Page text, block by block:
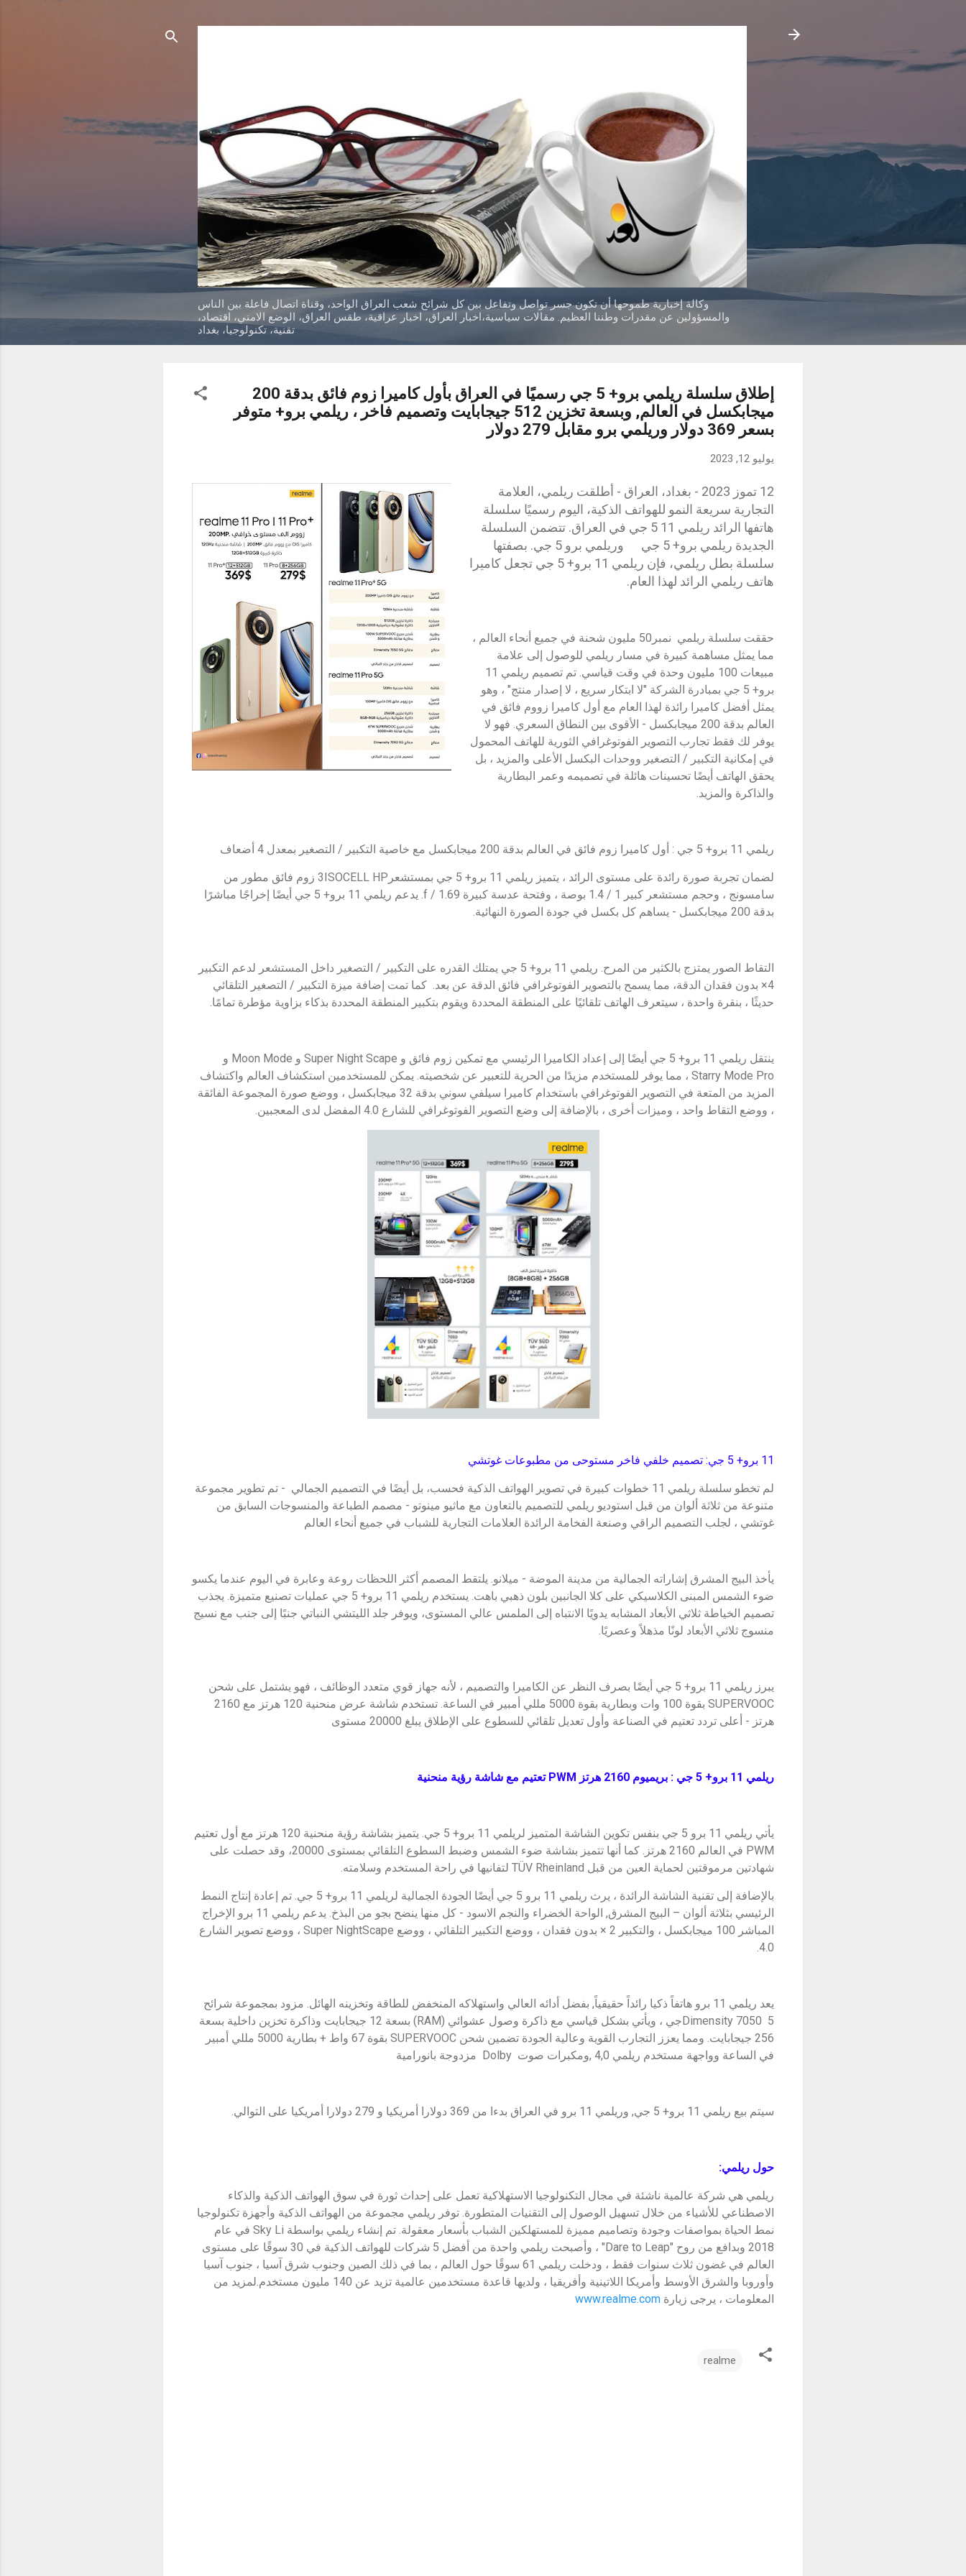
وكالة إخبارية طموحها أن تكون جسر تواصل وتفاعل بين كل شرائح شعب العراق الواحد، وقناة اتصال فاعلة بين الناس
والمسؤولين عن مقدرات وطننا العظيم. مقالات سياسية،اخبار العراق، اخبار عراقية، طقس العراق، الوضع الامني، اقتصاد،
تقنية، تكنولوجيا، بغداد
إطلاق سلسلة ريلمي برو+ 5 جي رسميًا في العراق بأول كاميرا زوم فائق بدقة 200
ميجابكسل في العالم, وبسعة تخزين 512 جيجابايت وتصميم فاخر ، ريلمي برو+ متوفر
بسعر 369 دولار وريلمي برو مقابل 279 دولار
يوليو 12, 2023
12 تموز 2023 - بغداد، العراق - أطلقت ريلمي، العلامة
التجارية سريعة النمو للهواتف الذكية، اليوم رسميًا سلسلة
هاتفها الرائد ريلمي 11 5 جي في العراق. تتضمن السلسلة
الجديدة ريلمي برو+ 5 جي وريلمي برو 5 جي. بصفتها
سلسلة بطل ريلمي، فإن ريلمي 11 برو+ 5 جي تجعل كاميرا
هاتف ريلمي الرائد لهذا العام.
حققت سلسلة ريلمي نمبر50 مليون شحنة في جميع أنحاء العالم ،
مما يمثل مساهمة كبيرة في مسار ريلمي للوصول إلى علامة
مبيعات 100 مليون وحدة في وقت قياسي. تم تصميم ريلمي 11
برو+ 5 جي بمبادرة الشركة "لا ابتكار سريع ، لا إصدار منتج" ، وهو
يمثل أفضل كاميرا رائدة لهذا العام مع أول كاميرا زووم فائق في
العالم بدقة 200 ميجابكسل - الأقوى بين النطاق السعري. فهو لا
يوفر لك فقط تجارب التصوير الفوتوغرافي الثورية للهاتف المحمول
في إمكانية التكبير / التصغير ووحدات البكسل الأعلى والمزيد ، بل
يحقق الهاتف أيضًا تحسينات هائلة في تصميمه وعمر البطارية
والذاكرة والمزيد.
ريلمي 11 برو+ 5 جي : أول كاميرا زوم فائق في العالم بدقة 200 ميجابكسل مع خاصية التكبير / التصغير بمعدل 4 أضعاف
لضمان تجربة صورة رائدة على مستوى الرائد ، يتميز ريلمي 11 برو+ 5 جي بمستشعر3ISOCELL HP زوم فائق مطور من
سامسونج ، وحجم مستشعر كبير 1 / 1.4 بوصة ، وفتحة عدسة كبيرة f / 1.69. يدعم ريلمي 11 برو+ 5 جي أيضًا إخراجًا مباشرًا
بدقة 200 ميجابكسل - يساهم كل بكسل في جودة الصورة النهائية.
التقاط الصور يمتزج بالكثير من المرح. ريلمي 11 برو+ 5 جي يمتلك القدره على التكبير / التصغير داخل المستشعر لدعم التكبير
4× بدون فقدان الدقة، مما يسمح بالتصوير الفوتوغرافي فائق الدقة عن بعد. كما تمت إضافة ميزة التكبير / التصغير التلقائي
حديثًا ، بنقرة واحدة ، سيتعرف الهاتف تلقائيًا على المنطقة المحددة ويقوم بتكبير المنطقة المحددة بذكاء بزاوية مؤطرة تمامًا.
ينتقل ريلمي 11 برو+ 5 جي أيضًا إلى إعداد الكاميرا الرئيسي مع تمكين زوم فائق و Super Night Scape و Moon Mode و
Starry Mode Pro ، مما يوفر للمستخدم مزيدًا من الحرية للتعبير عن شخصيته. يمكن للمستخدمين استكشاف العالم واكتشاف
المزيد من المتعة في التصوير الفوتوغرافي باستخدام كاميرا سيلفي سوني بدقة 32 ميجابكسل ، ووضع صورة المجموعة الفائقة
، ووضع التقاط واحد ، وميزات أخرى ، بالإضافة إلى وضع التصوير الفوتوغرافي للشارع 4.0 المفضل لدى المعجبين.
11 برو+ 5 جي: تصميم خلفي فاخر مستوحى من مطبوعات غوتشي
لم تخطو سلسلة ريلمي 11 خطوات كبيرة في تصوير الهواتف الذكية فحسب، بل أيضًا في التصميم الجمالي - تم تطوير مجموعة
متنوعة من ثلاثة ألوان من قبل استوديو ريلمي للتصميم بالتعاون مع ماثيو مينوتو - مصمم الطباعة والمنسوجات السابق من
غوتشي ، لجلب التصميم الراقي وصنعة الفخامة الرائدة العلامات التجارية للشباب في جميع أنحاء العالم
يأخذ البيج المشرق إشاراته الجمالية من مدينة الموضة - ميلانو. يلتقط المصمم أكثر اللحظات روعة وعابرة في اليوم عندما يكسو
ضوء الشمس المبنى الكلاسيكي على كلا الجانبين بلون ذهبي باهت. يستخدم ريلمي 11 برو+ 5 جي عمليات تصنيع متميزة. يجذب
تصميم الخياطة ثلاثي الأبعاد المشابه يدويًا الانتباه إلى الملمس عالي المستوى، ويوفر جلد الليتشي النباتي جنبًا إلى جنب مع نسيج
منسوج ثلاثي الأبعاد لونًا مذهلاً وعصريًا.
يبرز ريلمي 11 برو+ 5 جي أيضًا بصرف النظر عن الكاميرا والتصميم ، لأنه جهاز قوي متعدد الوظائف ، فهو يشتمل على شحن
SUPERVOOC بقوة 100 وات وبطارية بقوة 5000 مللي أمبير في الساعة. تستخدم شاشة عرض منحنية 120 هرتز مع 2160
هرتز - أعلى تردد تعتيم في الصناعة وأول تعديل تلقائي للسطوع على الإطلاق يبلغ 20000 مستوى
ريلمي 11 برو+ 5 جي : بريميوم 2160 هرتز PWM تعتيم مع شاشة رؤية منحنية
يأتي ريلمي 11 برو 5 جي بنفس تكوين الشاشة المتميز لريلمي 11 برو+ 5 جي. يتميز بشاشة رؤية منحنية 120 هرتز مع أول تعتيم
PWM في العالم 2160 هرتز. كما أنها تتميز بشاشة ضوء الشمس وضبط السطوع التلقائي بمستوى 20000، وقد حصلت على
شهادتين مرموقتين لحماية العين من قبل TÜV Rheinland لتفانيها في راحة المستخدم وسلامته.
بالإضافة إلى تقنية الشاشة الرائدة ، يرث ريلمي 11 برو 5 جي أيضًا الجودة الجمالية لريلمي 11 برو+ 5 جي. تم إعادة إنتاج النمط
الرئيسي بثلاثة ألوان – البيج المشرق, الواحة الخضراء والنجم الاسود - كل منها ينضح بجو من البذخ. يدعم ريلمي 11 برو الإخراج
المباشر 100 ميجابكسل ، والتكبير 2 × بدون فقدان ، ووضع التكبير التلقائي ، ووضع Super NightScape ، ووضع تصوير الشارع
4.0.
يعد ريلمي 11 برو هاتفاً ذكيا رائداً حقيقياً, بفضل أدائه العالي واستهلاكه المنخفض للطاقة وتخزينه الهائل. مزود بمجموعة شرائح
Dimensity 7050 5جي ، ويأتي بشكل قياسي مع ذاكرة وصول عشوائي (RAM) بسعة 12 جيجابايت وذاكرة تخزين داخلية بسعة
256 جيجابايت. ومما يعزز التجارب القوية وعالية الجودة تضمين شحن SUPERVOOC بقوة 67 واط + بطارية 5000 مللي أمبير
في الساعة وواجهة مستخدم ريلمي 4,0 ,ومكبرات صوت Dolby مزدوجة بانورامية
سيتم بيع ريلمي 11 برو+ 5 جي, وريلمي 11 برو في العراق بدءا من 369 دولارا أمريكيا و 279 دولارا أمريكيا على التوالي.
حول ريلمي:
ريلمي هي شركة عالمية ناشئة في مجال التكنولوجيا الاستهلاكية تعمل على إحداث ثورة في سوق الهواتف الذكية والذكاء
الاصطناعي للأشياء من خلال تسهيل الوصول إلى التقنيات المتطورة. توفر ريلمي مجموعة من الهواتف الذكية وأجهزة تكنولوجيا
نمط الحياة بمواصفات وجودة وتصاميم مميزة للمستهلكين الشباب بأسعار معقولة. تم إنشاء ريلمي بواسطة Sky Li في عام
2018 وبدافع من روح "Dare to Leap" ، وأصبحت ريلمي واحدة من أفضل 5 شركات للهواتف الذكية في 30 سوقًا على مستوى
العالم في غضون ثلاث سنوات فقط ، ودخلت ريلمي 61 سوقًا حول العالم ، بما في ذلك الصين وجنوب شرق آسيا ، جنوب آسيا
وأوروبا والشرق الأوسط وأمريكا اللاتينية وأفريقيا ، ولديها قاعدة مستخدمين عالمية تزيد عن 140 مليون مستخدم.لمزيد من
المعلومات ، يرجى زيارة www.realme.com
realme